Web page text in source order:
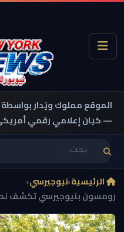
الموقع مملوك ويُدار بواسطة
— كيان إعلامي رقمي
الرئيسية›نيوجيرسي›
رومسون بنيوجيرسي تكشف